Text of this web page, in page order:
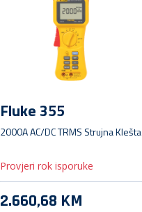
Fluke 355
2000A AC/DC TRMS Strujna Klešta
Provjeri rok isporuke
2.660,68 KM